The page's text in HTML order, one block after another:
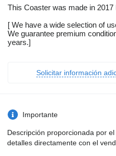
This Coaster was made in
[ We have a wide selection of
We guarantee premium
years.]
Solicitar información
Importante
Descripción proporcionada por
detalles directamente con el